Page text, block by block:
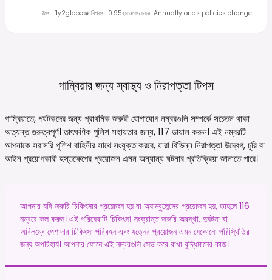
উৎস: fly2globeআত্মবিশ্বাস: 0.95হালনাগাদ চক্র: Annually or as policies change
গাম্বিয়ার জন্য স্বাস্থ্য ও নিরাপত্তাটিপস
গাম্বিয়াতে, পর্যটকদের জন্য প্রাথমিক জরুরী যোগাযোগ নম্বরগুলি সম্পর্কে সচেতন থাকা
অত্যন্ত গুরুত্বপূর্ণ। তাৎক্ষণিক পুলিশ সহায়তার জন্য, 117 ডায়াল করুন। এই নম্বরটি
আপনাকে সরাসরি পুলিশ বাহিনীর সাথে সংযুক্ত করবে, যারা বিভিন্ন নিরাপত্তা উদ্বেগ, চুরি বা
আইন প্রয়োগকারী হস্তক্ষেপের প্রয়োজন এমন অন্যান্য ঘটনার প্রতিক্রিয়া জানাতে পারে।
আপনার যদি জরুরি চিকিৎসার প্রয়োজন হয় বা অ্যাম্বুলেন্সের প্রয়োজন হয়, তাহলে 116
নম্বরে কল করুন। এই পরিষেবাটি চিকিৎসা সংক্রান্ত জরুরি অবস্থা, দুর্ঘটনা বা
অবিলম্বে পেশাদার চিকিৎসা পরিবহন এবং যত্নের প্রয়োজন এমন যেকোনো পরিস্থিতির
জন্য অপরিহার্য। আপনার ফোনে এই নম্বরগুলি সেভ করে রাখা বুদ্ধিমানের কাজ।